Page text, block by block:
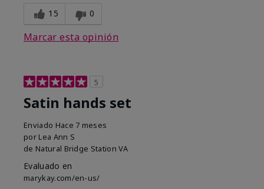
15 0
Marcar esta opinión
5
Satin hands set
Enviado Hace 7 meses
por Lea Ann S
de Natural Bridge Station VA
Evaluado en
marykay.com/en-us/